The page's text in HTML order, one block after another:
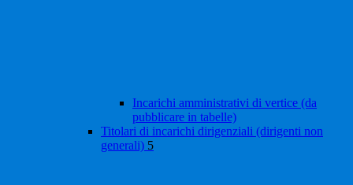
Incarichi amministrativi di vertice (da
pubblicare in tabelle)
Titolari di incarichi dirigenziali (dirigenti non
generali) 5